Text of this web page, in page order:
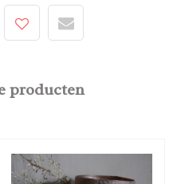
producten